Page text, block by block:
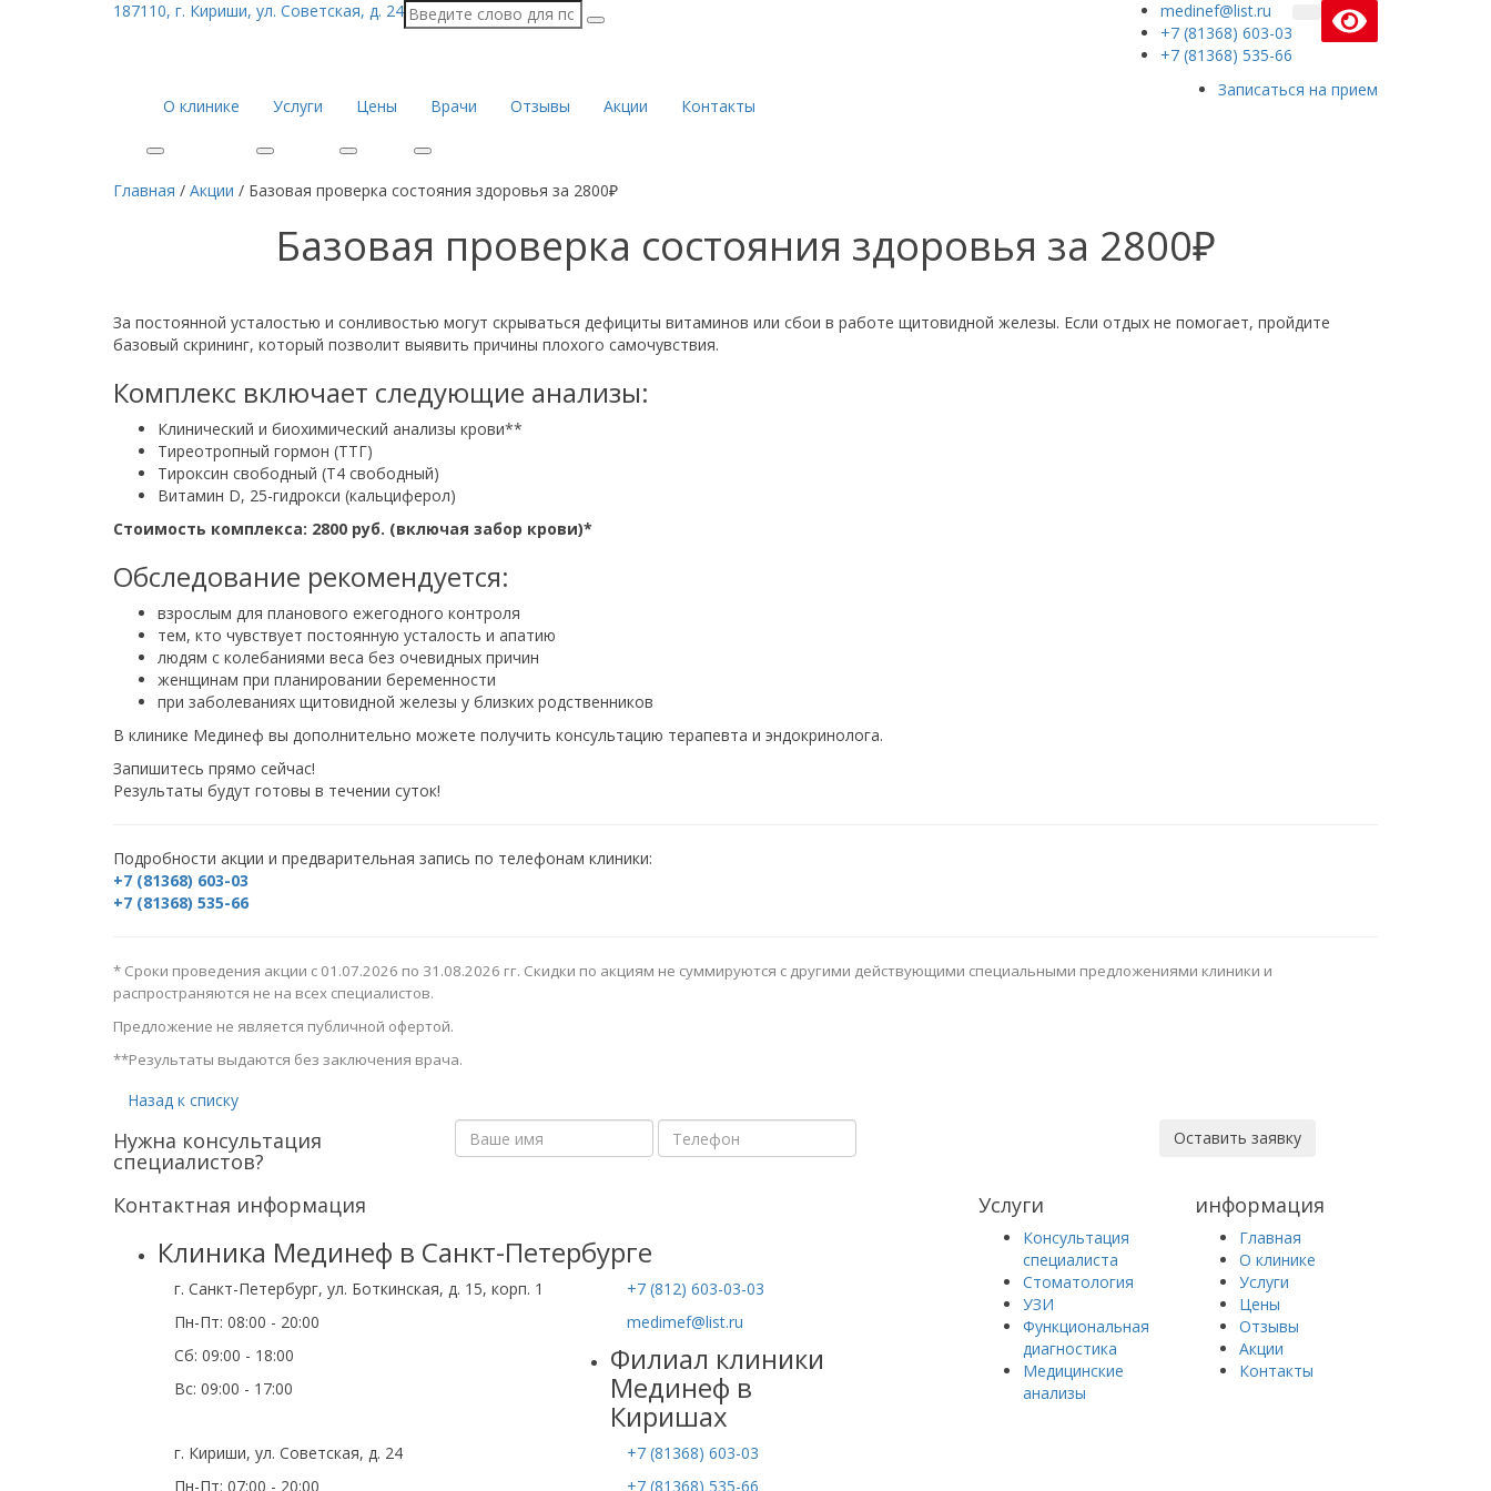
187110, г. Кириши, ул. Советская, д. 24
medinef@list.ru
+7 (81368) 603-03
+7 (81368) 535-66
О клинике Услуги Цены Врачи Отзывы Акции Контакты
Записаться на прием
Главная / Акции / Базовая проверка состояния здоровья за 2800₽
Базовая проверка состояния здоровья за 2800₽
За постоянной усталостью и сонливостью могут скрываться дефициты витаминов или сбои в работе щитовидной железы. Если отдых не помогает, пройдите
базовый скрининг, который позволит выявить причины плохого самочувствия.
Комплекс включает следующие анализы:
Клинический и биохимический анализы крови**
Тиреотропный гормон (ТТГ)
Тироксин свободный (Т4 свободный)
Витамин D, 25-гидрокси (кальциферол)
Стоимость комплекса: 2800 руб. (включая забор крови)*
Обследование рекомендуется:
взрослым для планового ежегодного контроля
тем, кто чувствует постоянную усталость и апатию
людям с колебаниями веса без очевидных причин
женщинам при планировании беременности
при заболеваниях щитовидной железы у близких родственников
В клинике Мединеф вы дополнительно можете получить консультацию терапевта и эндокринолога.
Запишитесь прямо сейчас!
Результаты будут готовы в течении суток!
Подробности акции и предварительная запись по телефонам клиники:
+7 (81368) 603-03
+7 (81368) 535-66
* Сроки проведения акции с 01.07.2026 по 31.08.2026 гг. Скидки по акциям не суммируются с другими действующими специальными предложениями клиники и
распространяются не на всех специалистов.
Предложение не является публичной офертой.
**Результаты выдаются без заключения врача.
Назад к списку
Нужна консультация
специалистов?
Оставить заявку
Контактная информация
Клиника Мединеф в Санкт-Петербурге
г. Санкт-Петербург, ул. Боткинская, д. 15, корп. 1
Пн-Пт: 08:00 - 20:00
Cб: 09:00 - 18:00
Вс: 09:00 - 17:00
+7 (812) 603-03-03
medimef@list.ru
Филиал клиники
Мединеф в
Киришах
г. Кириши, ул. Советская, д. 24
Пн-Пт: 07:00 - 20:00
+7 (81368) 603-03
+7 (81368) 535-66
Услуги
Консультация
специалиста
Стоматология
УЗИ
Функциональная
диагностика
Медицинские
анализы
информация
Главная
О клинике
Услуги
Цены
Отзывы
Акции
Контакты